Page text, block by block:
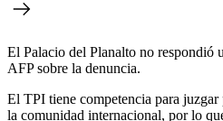
El Palacio del Planalto no respondió
AFP sobre la denuncia.
El TPI tiene competencia para juzgar
la comunidad internacional, por lo